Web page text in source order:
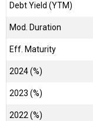
Debt Yield (YTM)
Mod. Duration
Eff. Maturity
2024 (%)
2023 (%)
2022 (%)